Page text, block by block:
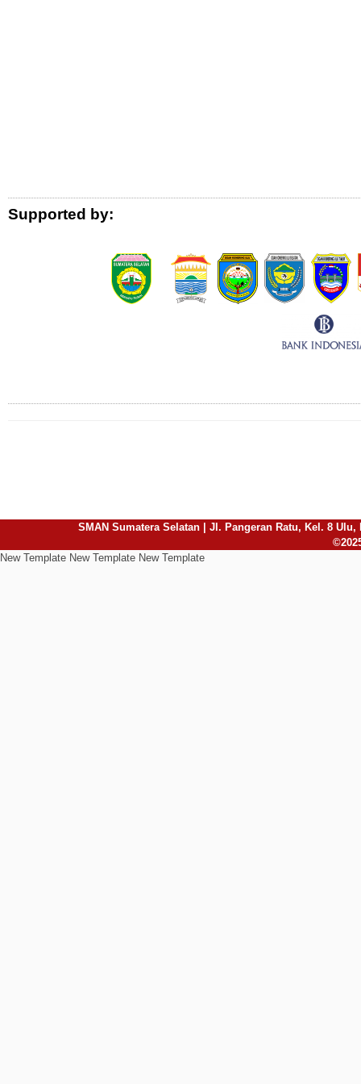
Supported by:
SMAN Sumatera Selatan | Jl. Pangeran Ratu, Kel. 8 Ulu,
New Template New Template New Template